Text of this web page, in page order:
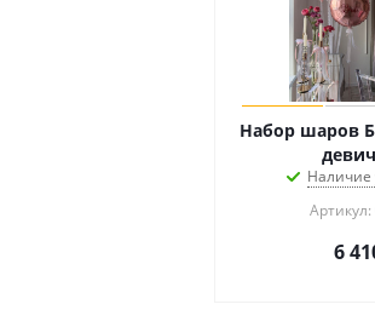
Набор шаров
Наличие
6